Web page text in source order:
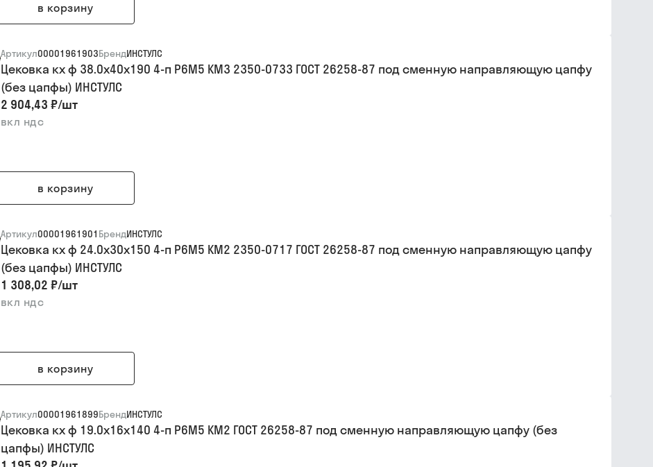
в корзину
Артикул00001961903БрендИНСТУЛС
Цековка кх ф 38.0х40х190 4-п Р6М5 КМ3 2350-0733 ГОСТ 26258-87 под сменную направляющую цапфу
(без цапфы) ИНСТУЛС
2 904,43 ₽/шт
вкл ндс
в корзину
Артикул00001961901 БрендИНСТУЛС
Цековка кх ф 24.0х30х150 4-п Р6М5 КМ2 2350-0717 ГОСТ 26258-87 под сменную направляющую цапфу
(без цапфы) ИНСТУЛС
1 308,02 ₽/шт
вкл ндс
в корзину
Артикул00001961899БрендИНСТУЛС
Цековка кх ф 19.0х16х140 4-п Р6М5 КМ2 ГОСТ 26258-87 под сменную направляющую цапфу (без
цапфы) ИНСТУЛС